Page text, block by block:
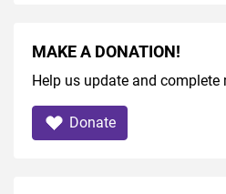
MAKE A DONATION!
Help us update and complete
Donate